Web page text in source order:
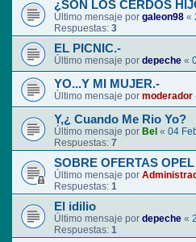
¿SON LOS CERDOS
Último mensaje por galeon98 «
Respuestas: 3
EL PICNIC.-
Último mensaje por depeche «
YO...Y MI MUJER.-
Último mensaje por moderador
Y,¿ Cuando Me Rio Yo?
Último mensaje por Bel « 04
Respuestas: 7
SOBRE OFERTAS
Último mensaje por
Respuestas: 1
El idilio
Último mensaje por depeche «
Respuestas: 1